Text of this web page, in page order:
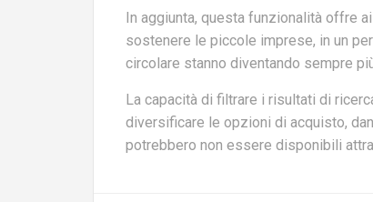
In aggiunta, questa funzionalità offre
sostenere le piccole imprese, in un
circolare stanno diventando sempre
La capacità di filtrare i risultati di
diversificare le opzioni di acquisto,
potrebbero non essere disponibili